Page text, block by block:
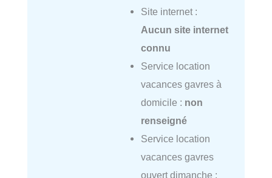
Site internet :
Aucun site internet
connu
Service location
vacances gavres à
domicile : non
renseigné
Service location
vacances gavres
ouvert dimanche :